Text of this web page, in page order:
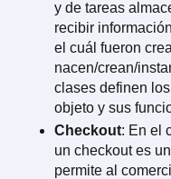
y de tareas
recibir
el cuál fueron
nacen/crean/
clases definen
objeto y sus
Checkout: En el
un checkout es
permite al